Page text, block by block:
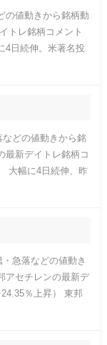
の値動きから銘柄動
トレ銘柄コメント
4日続伸。米著名投
どの値動きから銘
最新デイトレ銘柄コ
大幅に4日続伸、昨
急落などの値動き
アセチレンの最新デ
％上昇） 東邦